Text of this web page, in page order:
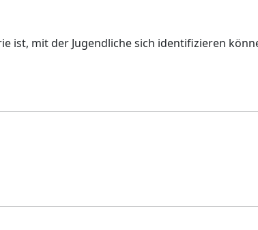
ist, mit der Jugendliche sich identifizieren